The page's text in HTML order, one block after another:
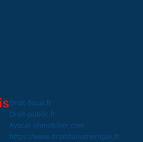
Droit-fiscal.fr
Droit-public.fr
Avocat-immobilier.com
https://www.droitdunumerique.fr